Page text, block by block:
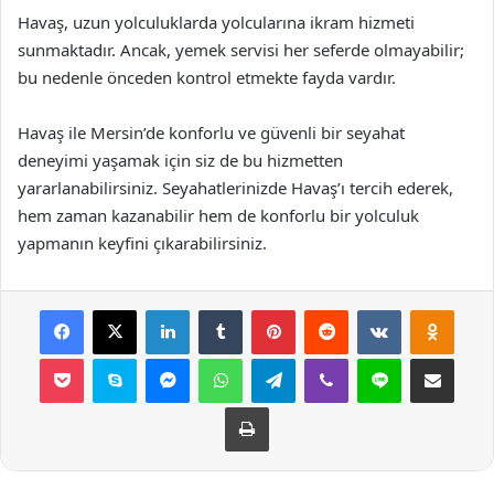
Havaş, uzun yolculuklarda yolcularına ikram hizmeti
sunmaktadır. Ancak, yemek servisi her seferde olmayabilir;
bu nedenle önceden kontrol etmekte fayda vardır.
Havaş ile Mersin’de konforlu ve güvenli bir seyahat
deneyimi yaşamak için siz de bu hizmetten
yararlanabilirsiniz. Seyahatlerinizde Havaş’ı tercih ederek,
hem zaman kazanabilir hem de konforlu bir yolculuk
yapmanın keyfini çıkarabilirsiniz.
Facebook
X LinkedInTumblr PinterestReddit VKontakte
Pocket Skype MessengerWhatsAppTelegramViber Line E-Posta ile
Yazdır